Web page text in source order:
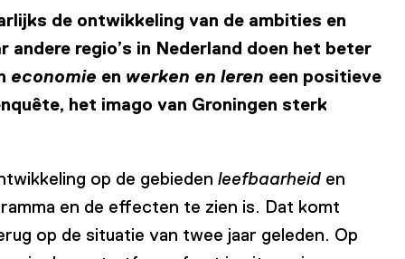
de ontwikkeling van de ambities en
regio’s in Nederland doen het beter
economie en werken en leren een positieve
het imago van Groningen sterk
op de gebieden leefbaarheid en
en de effecten te zien is. Dat komt
op de situatie van twee jaar geleden. Op